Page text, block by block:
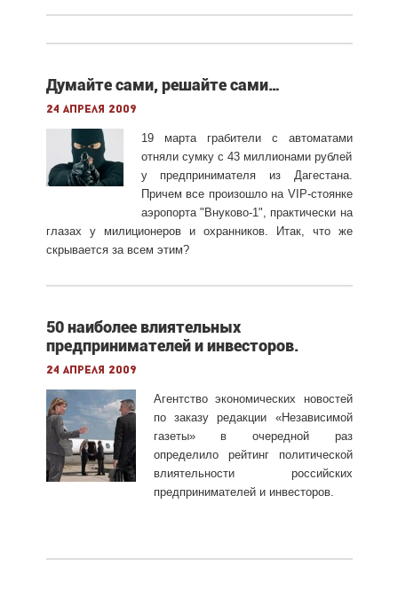
Думайте сами, решайте сами…
24 апреля 2009
19 марта грабители с автоматами
отняли сумку с 43 миллионами рублей
у предпринимателя из Дагестана.
Причем все произошло на VIP-стоянке
аэропорта "Внуково-1", практически на
глазах у милиционеров и охранников. Итак, что же
скрывается за всем этим?
50 наиболее влиятельных
предпринимателей и инвесторов.
24 апреля 2009
Агентство экономических новостей
по заказу редакции «Независимой
газеты» в очередной раз
определило рейтинг политической
влиятельности российских
предпринимателей и инвесторов.